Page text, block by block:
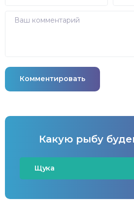
Комментировать
Какую рыбу
Щука